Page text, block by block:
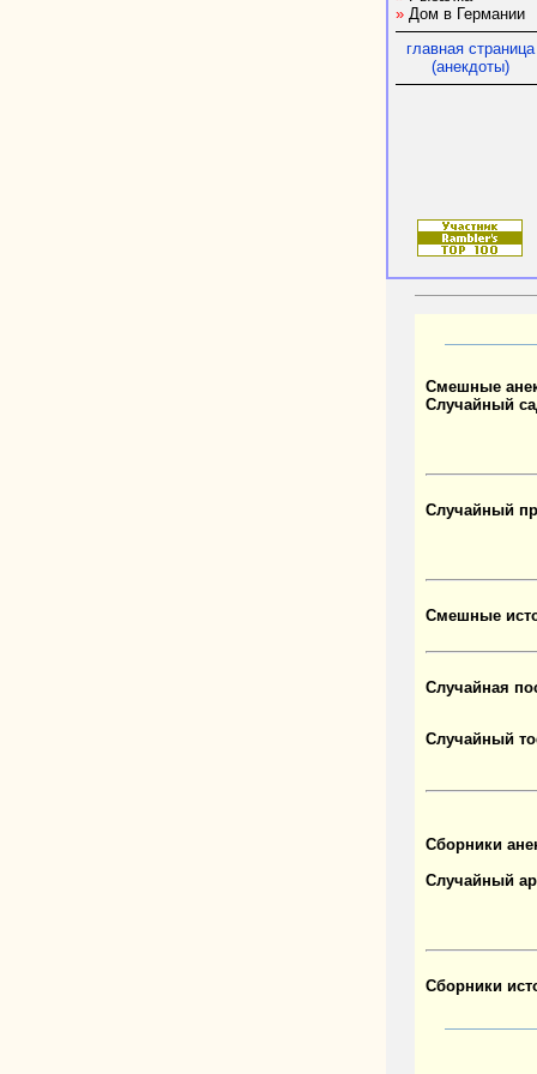
» Дом в Германии
главная страница
(анекдоты)
Смешные
Случайный
Случайный
Смешные
Случайная
Случайный
Сборники
Случайный
Сборники